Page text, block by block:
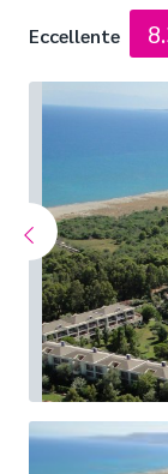
Eccellente